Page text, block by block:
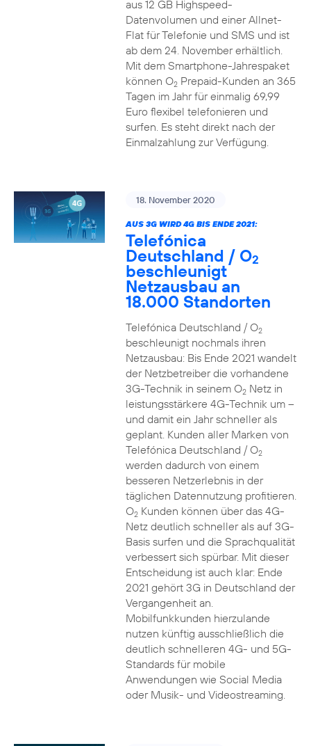
aus 12 GB Highspeed-
Datenvolumen und einer Allnet-
Flat für Telefonie und SMS und ist
ab dem 24. November erhältlich.
Mit dem Smartphone-Jahrespaket
können O2Prepaid-Kunden an 365
Tagen im Jahr für einmalig 69,99
Euro flexibel telefonieren und
surfen. Es steht direkt nach der
Einmalzahlung zur Verfügung.
18. November 2020
AUS 3G WIRD 4G BIS ENDE 2021:
Telefónica
Deutschland / O2
beschleunigt
Netzausbau an
18.000 Standorten
Telefónica Deutschland / O2
beschleunigt nochmals ihren
Netzausbau: Bis Ende 2021 wandelt
der Netzbetreiber die vorhandene
3G-Technik in seinem O2Netz in
leistungsstärkere 4G-Technik um –
und damit ein Jahr schneller als
geplant. Kunden aller Marken von
Telefónica Deutschland / O2
werden dadurch von einem
besseren Netzerlebnis in der
täglichen Datennutzung profitieren.
O2Kunden können über das 4G-
Netz deutlich schneller als auf 3G-
Basis surfen und die Sprachqualität
verbessert sich spürbar. Mit dieser
Entscheidung ist auch klar: Ende
2021 gehört 3G in Deutschland der
Vergangenheit an.
Mobilfunkkunden hierzulande
nutzen künftig ausschließlich die
deutlich schnelleren 4G- und 5G-
Standards für mobile
Anwendungen wie Social Media
oder Musik- und Videostreaming.